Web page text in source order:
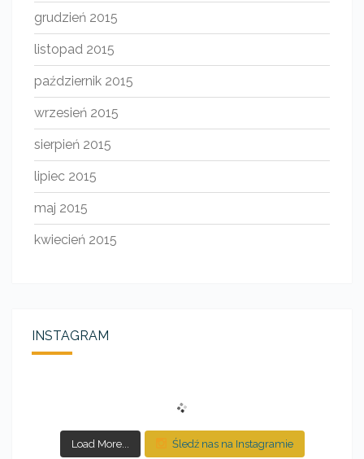
grudzień 2015
listopad 2015
październik 2015
wrzesień 2015
sierpień 2015
lipiec 2015
maj 2015
kwiecień 2015
INSTAGRAM
Load More... Śledź nas na Instagramie